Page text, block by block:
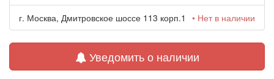
г. Москва, Дмитровское шоссе 113 корп.1 • Нет в наличии
Уведомить о наличии